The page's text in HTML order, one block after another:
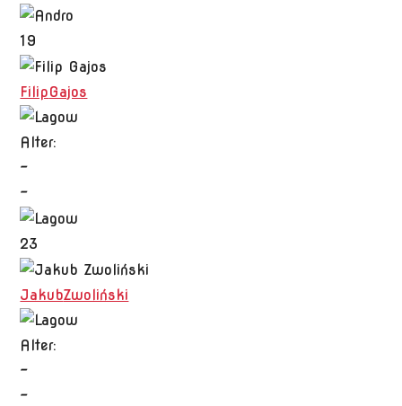
19
FilipGajos
Alter:
-
-
23
JakubZwoliński
Alter:
-
-